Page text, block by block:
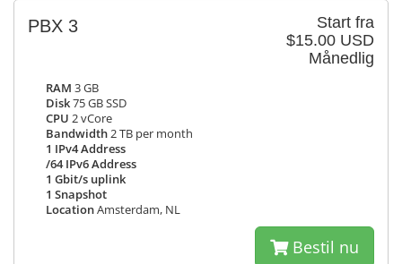
Start fra
$15.00 USD
Månedlig
PBX 3
RAM 3 GB
Disk75 GB SSD
CPU 2 vCore
Bandwidth2 TB per month
1 IPv4 Address
/64 IPv6 Address
1 Gbit/s uplink
1 Snapshot
LocationAmsterdam, NL
Bestil nu